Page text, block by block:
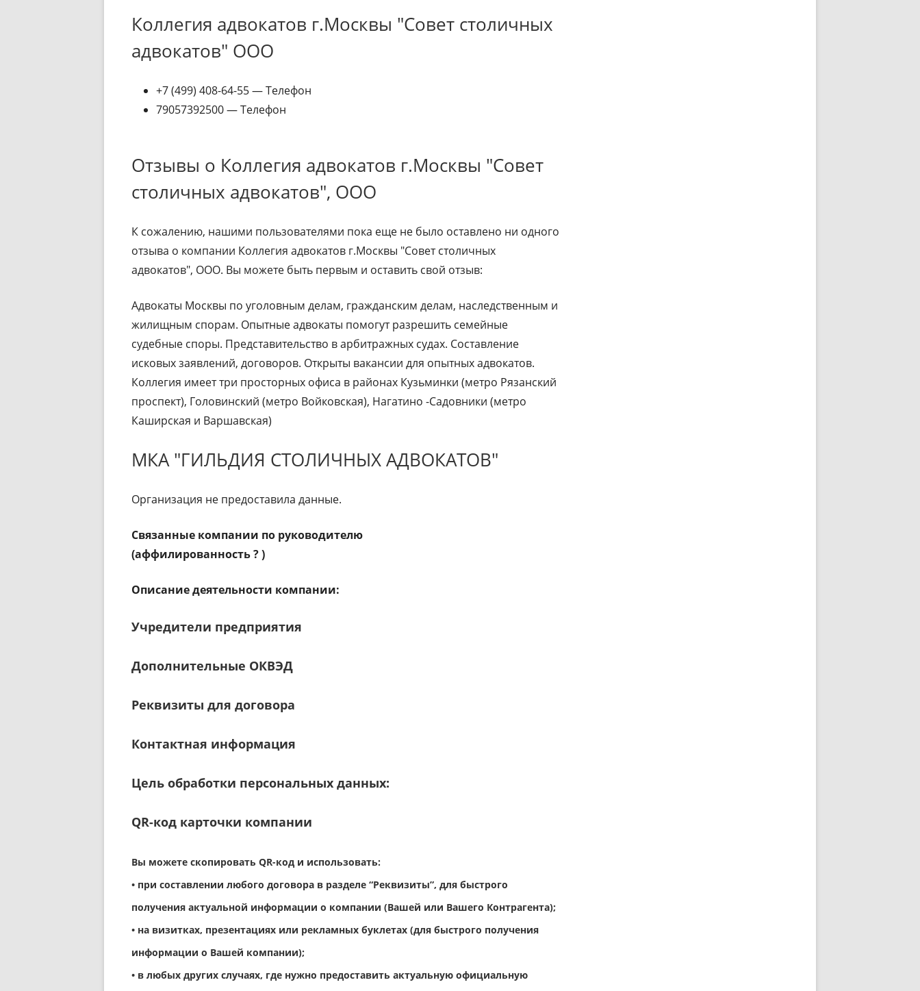
Коллегия адвокатов г.Москвы "Совет столичных
адвокатов" ООО
+7 (499) 408-64-55 — Телефон
79057392500 — Телефон
Отзывы о Коллегия адвокатов г.Москвы "Совет
столичных адвокатов", ООО
К сожалению, нашими пользователями пока еще не было оставлено ни одного
отзыва о компании Коллегия адвокатов г.Москвы "Совет столичных
адвокатов", ООО. Вы можете быть первым и оставить свой отзыв:
Адвокаты Москвы по уголовным делам, гражданским делам, наследственным и
жилищным спорам. Опытные адвокаты помогут разрешить семейные
судебные споры. Представительство в арбитражных судах. Составление
исковых заявлений, договоров. Открыты вакансии для опытных адвокатов.
Коллегия имеет три просторных офиса в районах Кузьминки (метро Рязанский
проспект), Головинский (метро Войковская), Нагатино -Садовники (метро
Каширская и Варшавская)
МКА "ГИЛЬДИЯ СТОЛИЧНЫХ АДВОКАТОВ"
Организация не предоставила данные.
Связанные компании по руководителю
(аффилированность ? )
Описание деятельности компании:
Учредители предприятия
Дополнительные ОКВЭД
Реквизиты для договора
Контактная информация
Цель обработки персональных данных:
QR-код карточки компании
Вы можете скопировать QR-код и использовать:
• при составлении любого договора в разделе “Реквизиты”, для быстрого
получения актуальной информации о компании (Вашей или Вашего Контрагента);
• на визитках, презентациях или рекламных буклетах (для быстрого получения
информации о Вашей компании);
• в любых других случаях, где нужно предоставить актуальную официальную